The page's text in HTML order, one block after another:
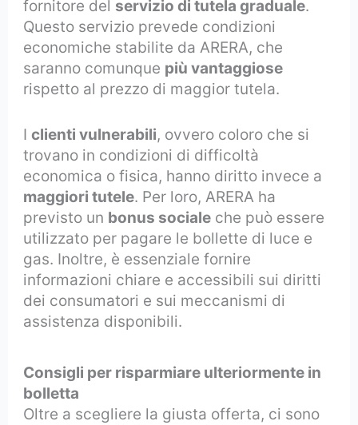
fornitore del servizio di tutela graduale.
Questo servizio prevede condizioni
economiche stabilite da ARERA, che
saranno comunque più vantaggiose
rispetto al prezzo di maggior tutela.
Iclienti vulnerabili, ovvero coloro che si
trovano in condizioni di difficoltà
economica o fisica, hanno diritto invece a
maggiori tutele. Per loro, ARERA ha
previsto un bonus sociale che può essere
utilizzato per pagare le bollette di luce e
gas. Inoltre, è essenziale fornire
informazioni chiare e accessibili sui diritti
dei consumatori e sui meccanismi di
assistenza disponibili.
Consigli per risparmiare ulteriormente in
bolletta
Oltre a scegliere la giusta offerta, ci sono